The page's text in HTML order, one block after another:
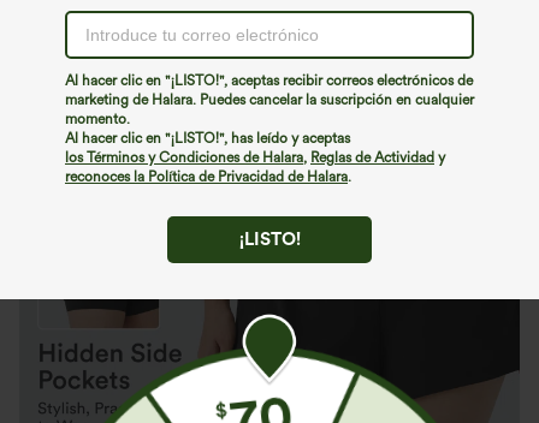
Al hacer clic en "¡LISTO!", aceptas recibir correos electrónicos de
marketing de Halara. Puedes cancelar la suscripción en cualquier
momento.
Al hacer clic en "¡LISTO!", has leído y aceptas
los Términos y Condiciones de Halara, Reglas de Actividad y
reconoces la Política de Privacidad de Halara.
¡LISTO!